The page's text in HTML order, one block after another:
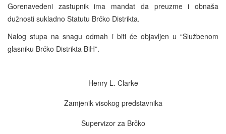
Gorenavedeni zastupnik ima mandat da preuzme i obnaša
dužnosti sukladno Statutu Brčko Distrikta.
Nalog stupa na snagu odmah i biti će objavljen u “Službenom
glasniku Brčko Distrikta BiH”.
Henry L. Clarke
Zamjenik visokog predstavnika
Supervizor za Brčko